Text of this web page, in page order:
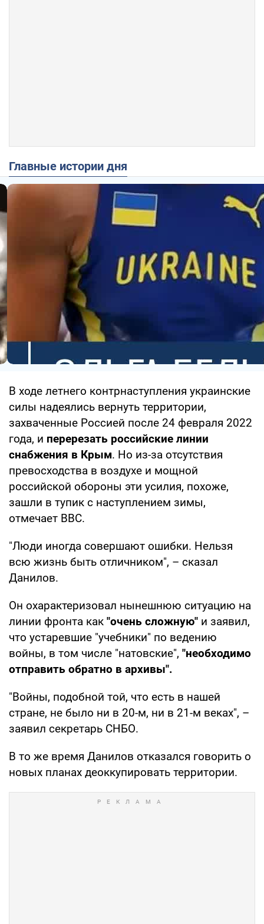
Главные истории дня
В ходе летнего контрнаступления украинские
силы надеялись вернуть территории,
захваченные Россией после 24 февраля 2022
года, и перерезать российские линии
снабжения в Крым. Но из-за отсутствия
превосходства в воздухе и мощной
российской обороны эти усилия, похоже,
зашли в тупик с наступлением зимы,
отмечает BBC.
"Люди иногда совершают ошибки. Нельзя
всю жизнь быть отличником", – сказал
Данилов.
Он охарактеризовал нынешнюю ситуацию на
линии фронта как "очень сложную" и заявил,
что устаревшие "учебники" по ведению
войны, в том числе "натовские", "необходимо
отправить обратно в архивы".
"Войны, подобной той, что есть в нашей
стране, не было ни в 20-м, ни в 21-м веках", –
заявил секретарь СНБО.
В то же время Данилов отказался говорить о
новых планах деоккупировать территории.